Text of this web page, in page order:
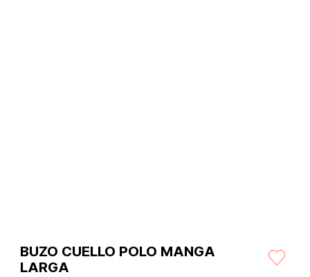
BUZO CUELLO POLO MANGA
LARGA